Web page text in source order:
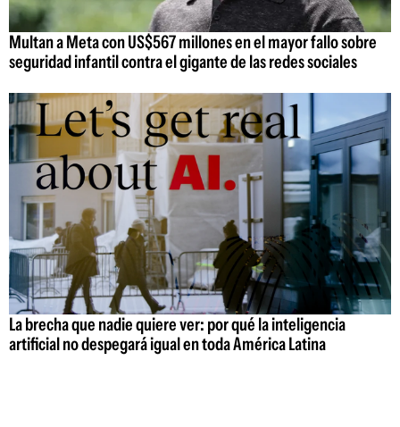
Multan a Meta con US$567 millones en el mayor fallo sobre
seguridad infantil contra el gigante de las redes sociales
La brecha que nadie quiere ver: por qué la inteligencia
artificial no despegará igual en toda América Latina